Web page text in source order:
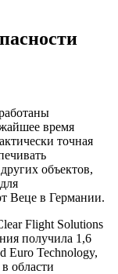
время
точная
объектов,
Веце в Германии.
Flight Solutions
получила 1,6
Euro Technology,
области